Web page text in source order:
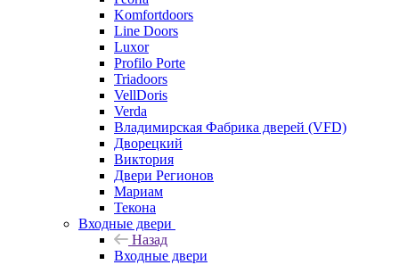
Komfortdoors
Line Doors
Luxor
Profilo Porte
Triadoors
VellDoris
Verda
Владимирская Фабрика дверей (VFD)
Дворецкий
Виктория
Двери Регионов
Мариам
Текона
Входные двери
Назад
Входные двери